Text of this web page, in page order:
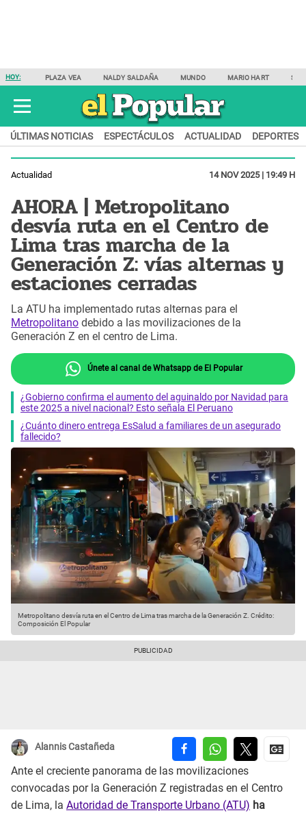
HOY: PLAZA VEA NALDY SALDAÑA MUNDO MARIO HART
ÚLTIMAS NOTICIAS ESPECTÁCULOS ACTUALIDAD DEPORTES
Actualidad 14 NOV 2025 | 19:49 H
AHORA | Metropolitano
desvía ruta en el Centro de
Lima tras marcha de la
Generación Z: vías alternas y
estaciones cerradas
La ATU ha implementado rutas alternas para el
Metropolitano debido a las movilizaciones de la
Generación Z en el centro de Lima.
Únete al canal de Whatsapp de El Popular
¿Gobierno confirma el aumento del aguinaldo por Navidad para
este 2025 a nivel nacional? Esto señala El Peruano
¿Cuánto dinero entrega EsSalud a familiares de un asegurado
fallecido?
Metropolitano desvía ruta en el Centro de Lima tras marcha de la Generación Z. Crédito:
Composición El Popular
Alannis Castañeda
Ante el creciente panorama de las movilizaciones
convocadas por la Generación Z registradas en el Centro
de Lima, la Autoridad de Transporte Urbano (ATU) ha